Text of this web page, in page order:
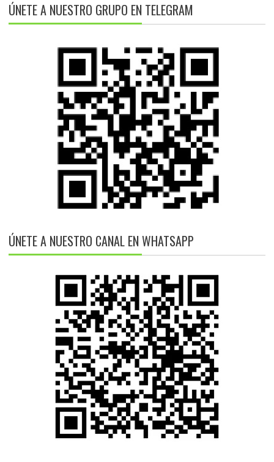
ÚNETE A NUESTRO GRUPO EN TELEGRAM
ÚNETE A NUESTRO CANAL EN WHATSAPP